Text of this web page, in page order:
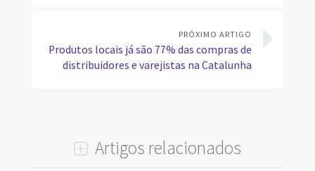
PRÓXIMO ARTIGO
Produtos locais já são 77% das compras de
distribuidores e varejistas na Catalunha
Artigos relacionados